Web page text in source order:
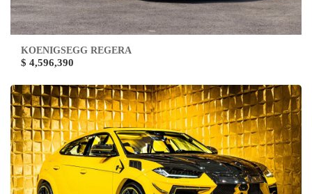
KOENIGSEGG REGERA
$ 4,596,390